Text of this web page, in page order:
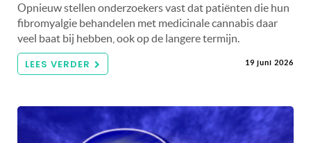
Opnieuw stellen onderzoekers vast dat patiënten die hun
fibromyalgie behandelen met medicinale cannabis daar
veel baat bij hebben, ook op de langere termijn.
LEES VERDER 19 juni 2026